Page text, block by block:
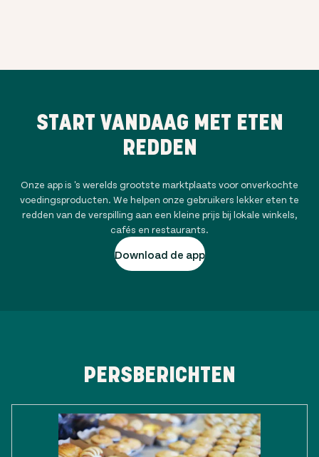
START VANDAAG MET ETEN
REDDEN
Onze app is 's werelds grootste marktplaats voor onverkochte
voedingsproducten. We helpen onze gebruikers lekker eten te
redden van de verspilling aan een kleine prijs bij lokale winkels,
cafés en restaurants.
Download de app
PERSBERICHTEN